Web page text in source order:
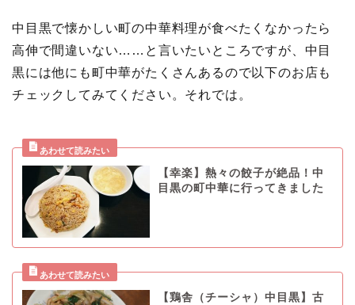
中目黒で懐かしい町の中華料理が食べたくなかったら
高伸で間違いない……と言いたいところですが、中目
黒には他にも町中華がたくさんあるので以下のお店も
チェックしてみてください。それでは。
【幸楽】熱々の餃子が絶品！中
目黒の町中華に行ってきました
【鶏舎（チーシャ）中目黒】古